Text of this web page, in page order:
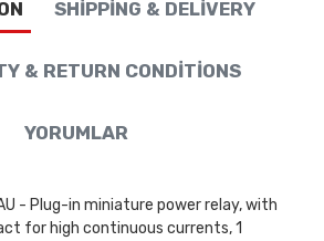
SHIPPING & DELIVERY
& RETURN CONDITIONS
YORUMLAR
- Plug-in miniature power relay, with
for high continuous currents, 1